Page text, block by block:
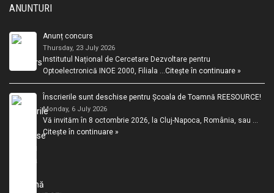
ANUNTURI
Anunț concurs
Thursday, 23 July 2026
Institutul Național de Cercetare Dezvoltare pentru
Optoelectronică INOE 2000, Filiala …Citește în continuare »
Înscrierile sunt deschise pentru Școala de Toamnă REESOURCE!
Monday, 6 July 2026
Vă invităm în 8 octombrie 2026, la Cluj-Napoca, România, sau …
Citește în continuare »